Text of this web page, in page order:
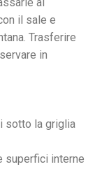
il sale e
Trasferire
in
sotto la griglia
superfici interne